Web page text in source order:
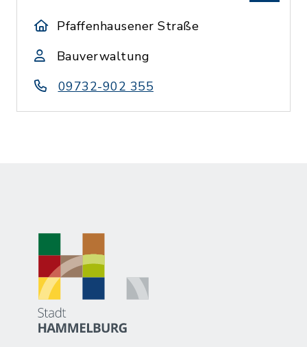
Pfaffenhausener Straße
Bauverwaltung
09732-902 355